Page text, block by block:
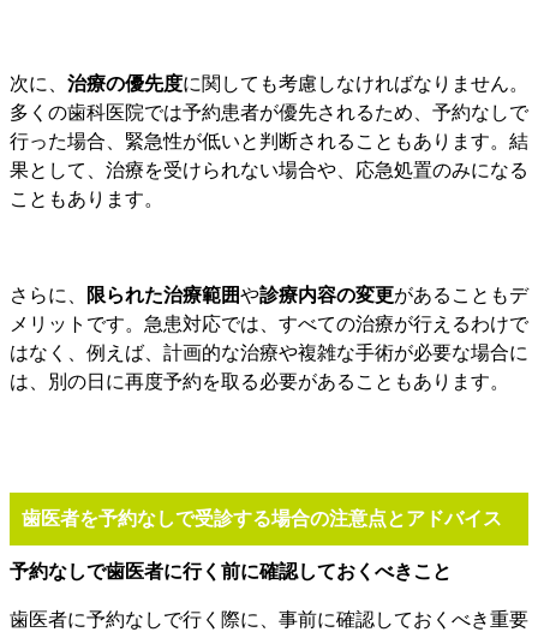
次に、 治療の優先度に関しても考慮しなければなりません。
多くの歯科医院では予約患者が優先されるため、予約なしで
行った場合、緊急性が低いと判断されることもあります。結
果として、治療を受けられない場合や、応急処置のみになる
こともあります。
さらに、 限られた治療範囲や診療内容の変更があることもデ
メリットです。急患対応では、すべての治療が行えるわけで
はなく、例えば、計画的な治療や複雑な手術が必要な場合に
は、別の日に再度予約を取る必要があることもあります。
歯医者を予約なしで受診する場合の注意点とアドバイス
予約なしで歯医者に行く前に確認しておくべきこと
歯医者に予約なしで行く際に、事前に確認しておくべき重要